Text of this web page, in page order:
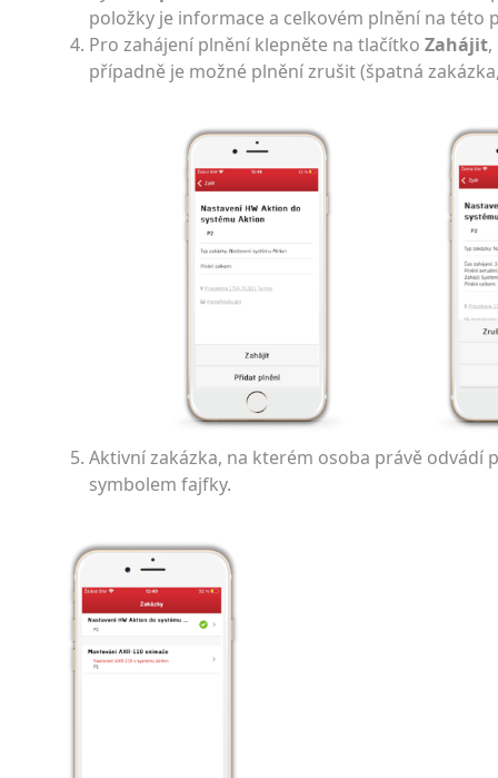
položky je informace a celkovém plnění na této
Pro zahájení plnění klepněte na tlačítko Zahájit
případně je možné plnění zrušit (špatná
Aktivní zakázka, na kterém osoba právě odvádí
symbolem fajfky.